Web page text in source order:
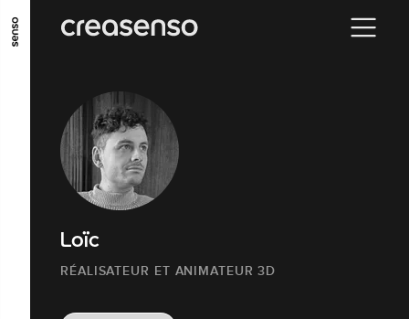
ALLER AU CONTENU PRINCIPAL
ALLER EN BAS DE PAGE
Loïc
RÉALISATEUR ET ANIMATEUR 3D